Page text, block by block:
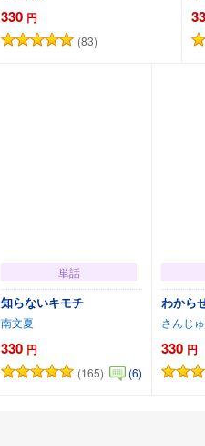
330 円
(83)
カートに追加
単話
知らないキモチ
南文夏
330 円
(165) (6)
カートに追加
わから
さんじ
330 円